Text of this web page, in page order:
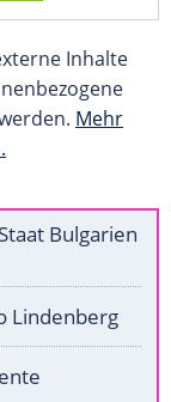
Inhalte
Mehr
Bulgarien
Lindenberg